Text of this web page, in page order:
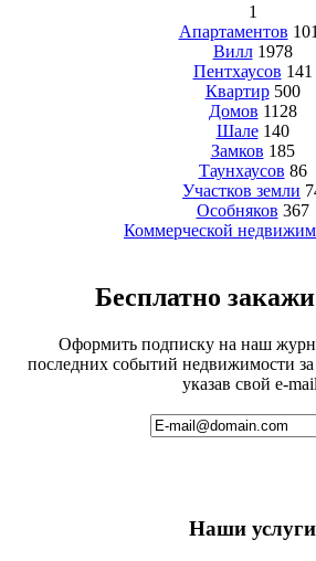
1
Апартаментов
Вилл 1978
Пентхаусов 141
Квартир 500
Домов 1128
Шале 140
Замков 185
Таунхаусов 86
Участков земли
Особняков 367
Коммерческой
Бесплатно
Оформить подписку на наш
последних событий недвижимости
указав свой e-
Наши услуги